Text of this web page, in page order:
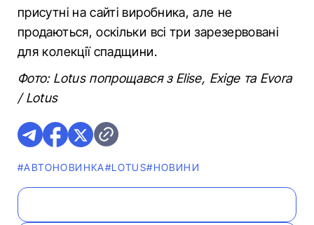
присутні на сайті виробника, але не
продаються, оскільки всі три зарезервовані
для колекції спадщини.
Фото: Lotus попрощався з Elise, Exige та Evora
/ Lotus
#АВТОНОВИНКА#LOTUS#НОВИНИ